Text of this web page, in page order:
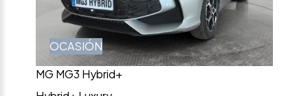
OCASIÓN
MG MG3 Hybrid+